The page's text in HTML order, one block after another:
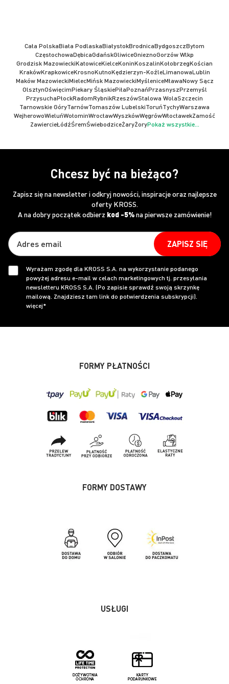
Cała PolskaBiała PodlaskaBiałystokBrodnicaBydgoszczBytom
CzęstochowaDębicaGdańskGliwiceGnieznoGorzów Wlkp
Grodzisk MazowieckiKatowiceKielceKoninKoszalinKołobrzegKościan
KrakówKrapkowiceKrosnoKutnoKędzierzyn-KoźleLimanowaLublin
Maków MazowieckiMielecMińsk MazowieckiMyśleniceMławaNowy Sącz
OlsztynOświęcimPiekary ŚląskiePiłaPoznańPrzasnyszPrzemyśl
PrzysuchaPłockRadomRybnikRzeszówStalowa WolaSzczecin
Tarnowskie GóryTarnówTomaszów LubelskiToruńTychyWarszawa
WejherowoWieluńWołominWrocławWyszkówWęgrówWłocławekZamość
ZawiercieŁódźŚremŚwiebodziceŻaryŻoryPokaż wszystkie...
Chcesz być na bieżąco?
Zapisz się na newsletter i odkryj nowości, inspiracje oraz najlepsze
oferty KROSS.
A na dobry początek odbierz kod -5%na pierwsze zamówienie!
ZAPISZ SIĘ
Wyrażam zgodę dla KROSS S.A. na wykorzystanie podanego
powyżej adresu e-mail w celach marketingowych tj. przesyłania
newsletteru KROSS S.A. (Po zapisie sprawdź swoją skrzynkę
mailową. Znajdziesz tam link do potwierdzenia subskrypcji).
więcej*
FORMY PŁATNOŚCI
FORMY DOSTAWY
USŁUGI